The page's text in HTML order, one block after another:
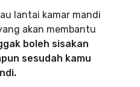
lantai kamar mandi
akan membantu
boleh sisakan
sesudah kamu